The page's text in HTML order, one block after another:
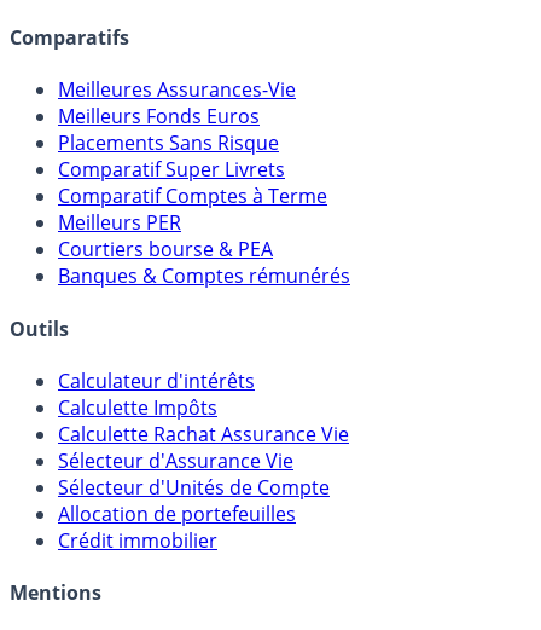
Comparatifs
Meilleures Assurances-Vie
Meilleurs Fonds Euros
Placements Sans Risque
Comparatif Super Livrets
Comparatif Comptes à Terme
Meilleurs PER
Courtiers bourse & PEA
Banques & Comptes rémunérés
Outils
Calculateur d'intérêts
Calculette Impôts
Calculette Rachat Assurance Vie
Sélecteur d'Assurance Vie
Sélecteur d'Unités de Compte
Allocation de portefeuilles
Crédit immobilier
Mentions